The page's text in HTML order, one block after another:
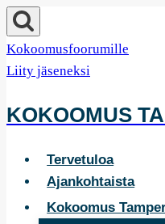
Siirry
sisältöön
Kokoomusfoorumille
Liity jäseneksi
KOKOOMUS
Tervetuloa
Ajankohtaista
Kokoomus